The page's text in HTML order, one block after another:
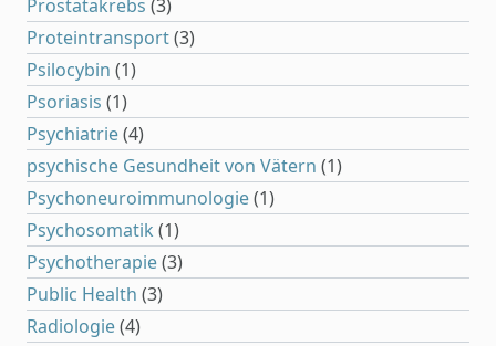
Prostatakrebs (3)
Proteintransport(3)
Psilocybin (1)
Psoriasis (1)
Psychiatrie(4)
psychische Gesundheit von Vätern (1)
Psychoneuroimmunologie(1)
Psychosomatik (1)
Psychotherapie(3)
Public Health (3)
Radiologie(4)